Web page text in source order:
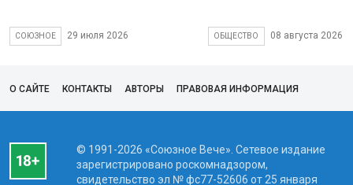
СОЮЗНОЕ 29 июля 2026 ОБЩЕСТВО 08 августа 2026
О САЙТЕ КОНТАКТЫ АВТОРЫ ПРАВОВАЯ ИНФОРМАЦИЯ
© 1991-2026 «Союзное Вече». Сетевое издание
зарегистрировано роскомнадзором,
свидетельство эл № фc77-52606 от 25 января